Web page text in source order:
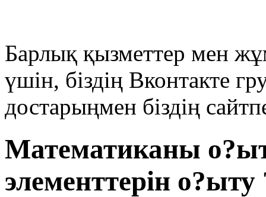
Барлық қызметтер мен
үшін, біздің Вконтакте
достарыңмен біздің
Математиканы
элементтерін о?ыту